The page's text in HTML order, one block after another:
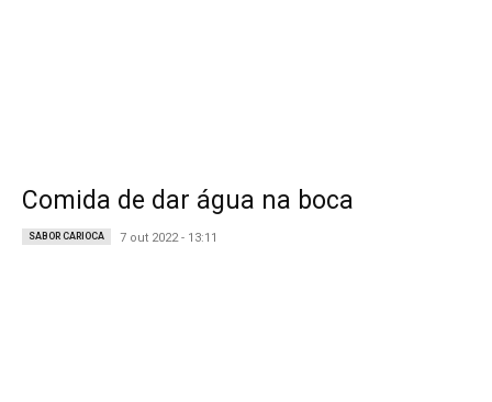
Comida de dar água na boca
SABOR CARIOCA 7 out 2022 - 13:11